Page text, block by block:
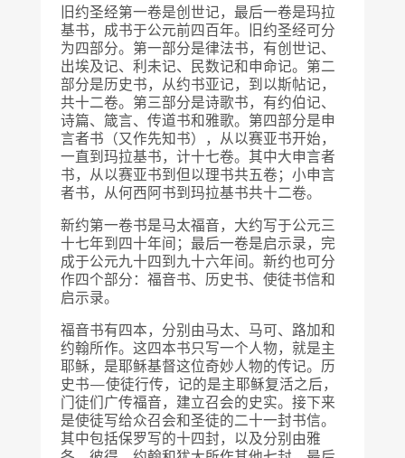
旧约圣经第一卷是创世记，最后一卷是玛拉
基书，成书于公元前四百年。旧约圣经可分
为四部分。第一部分是律法书，有创世记、
出埃及记、利未记、民数记和申命记。第二
部分是历史书，从约书亚记，到以斯帖记，
共十二卷。第三部分是诗歌书，有约伯记、
诗篇、箴言、传道书和雅歌。第四部分是申
言者书（又作先知书），从以赛亚书开始，
一直到玛拉基书，计十七卷。其中大申言者
书，从以赛亚书到但以理书共五卷；小申言
者书，从何西阿书到玛拉基书共十二卷。
新约第一卷书是马太福音，大约写于公元三
十七年到四十年间；最后一卷是启示录，完
成于公元九十四到九十六年间。新约也可分
作四个部分：福音书、历史书、使徒书信和
启示录。
福音书有四本，分别由马太、马可、路加和
约翰所作。这四本书只写一个人物，就是主
耶稣，是耶稣基督这位奇妙人物的传记。历
史书—使徒行传，记的是主耶稣复活之后，
门徒们广传福音，建立召会的史实。接下来
是使徒写给众召会和圣徒的二十一封书信。
其中包括保罗写的十四封，以及分别由雅